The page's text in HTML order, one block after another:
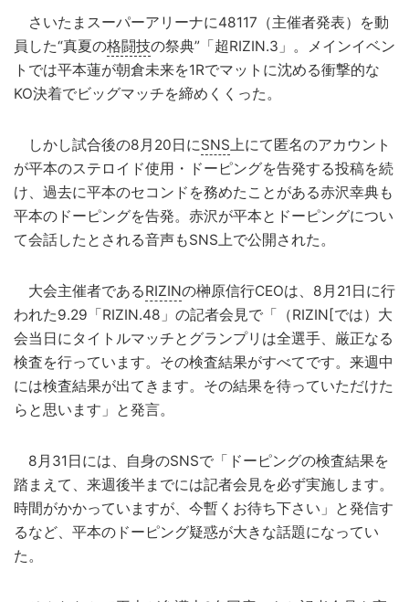
さいたまスーパーアリーナに48117（主催者発表）を動
員した“真夏の格闘技の祭典”「超RIZIN.3」。メインイベン
トでは平本蓮が朝倉未来を1Rでマットに沈める衝撃的な
KO決着でビッグマッチを締めくくった。
しかし試合後の8月20日にSNS上にて匿名のアカウント
が平本のステロイド使用・ドーピングを告発する投稿を続
け、過去に平本のセコンドを務めたことがある赤沢幸典も
平本のドーピングを告発。赤沢が平本とドーピングについ
て会話したとされる音声もSNS上で公開された。
大会主催者であるRIZINの榊原信行CEOは、8月21日に行
われた9.29「RIZIN.48」の記者会見で「（RIZIN[では）大
会当日にタイトルマッチとグランプリは全選手、厳正なる
検査を行っています。その検査結果がすべてです。来週中
には検査結果が出てきます。その結果を待っていただけた
らと思います」と発言。
8月31日には、自身のSNSで「ドーピングの検査結果を
踏まえて、来週後半までには記者会見を必ず実施します。
時間がかかっていますが、今暫くお待ち下さい」と発信す
るなど、平本のドーピング疑惑が大きな話題になってい
た。